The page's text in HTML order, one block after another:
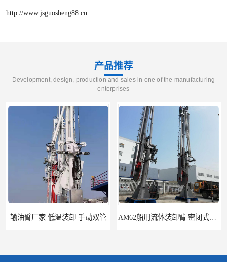
http://www.jsguosheng88.cn
产品推荐
Development, design, production and sales in one of the manufacturing
enterprises
输油臂厂家 低温装卸 手动双管 AM62船用流体装卸臂 密闭式装卸臂 多种型号可供选择